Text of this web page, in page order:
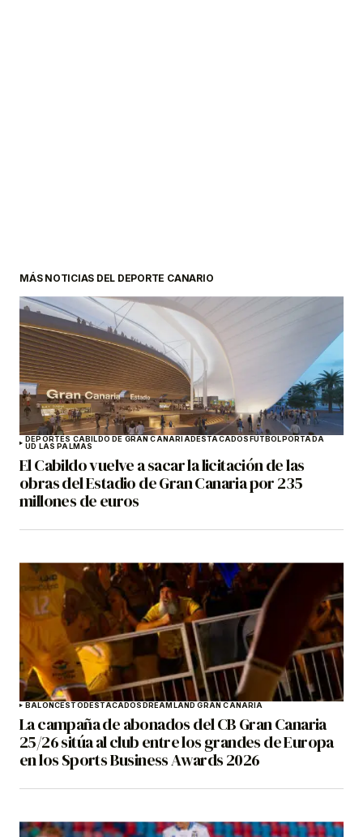
MÁS NOTICIAS DEL DEPORTE CANARIO
DEPORTES CABILDO DE GRAN CANARIADESTACADOSFÚTBOLPORTADA
UD LAS PALMAS
El Cabildo vuelve a sacar la licitación de las
obras del Estadio de Gran Canaria por 235
millones de euros
BALONCESTODESTACADOSDREAMLAND GRAN CANARIA
La campaña de abonados del CB Gran Canaria
25/26 sitúa al club entre los grandes de Europa
en los Sports Business Awards 2026